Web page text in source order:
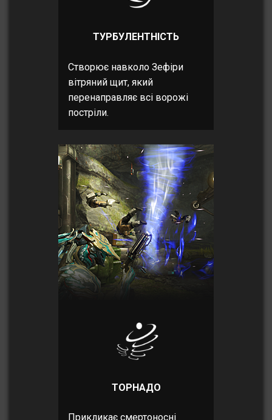
ТУРБУЛЕНТНІСТЬ
Створює навколо Зефіри
вітряний щит, який
перенаправляє всі ворожі
постріли.
ТОРНАДО
Прикликає смертоносні